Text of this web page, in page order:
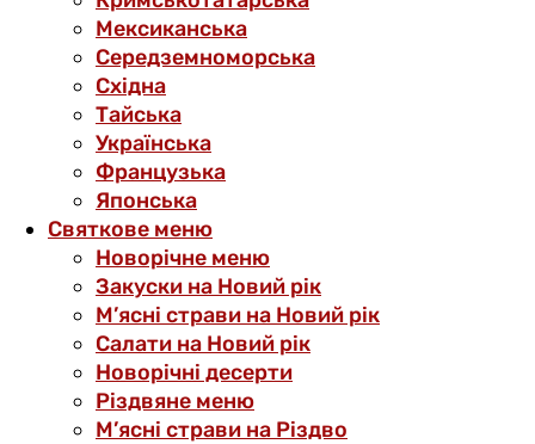
Мексиканська
Середземноморська
Східна
Тайська
Українська
Французька
Японська
Святкове меню
Новорічне меню
Закуски на Новий рік
М’ясні страви на Новий рік
Салати на Новий рік
Новорічні десерти
Різдвяне меню
М’ясні страви на Різдво